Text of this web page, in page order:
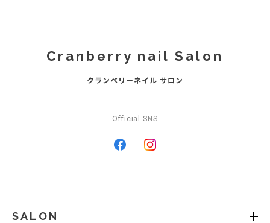
Cranberry nail Salon
クランベリーネイル サロン
Official SNS
SALON